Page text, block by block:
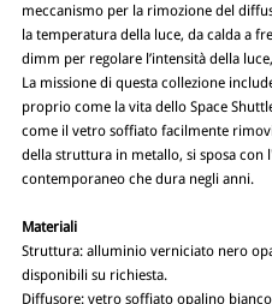
meccanismo per la rimozione del
la temperatura della luce, da calda a
dimm per regolare l’intensità della
La missione di questa collezione
proprio come la vita dello Space
come il vetro soffiato facilmente
della struttura in metallo, si sposa
contemporaneo che dura negli anni.
Materiali
Struttura: alluminio verniciato nero
disponibili su richiesta.
Diffusore: vetro soffiato opalino